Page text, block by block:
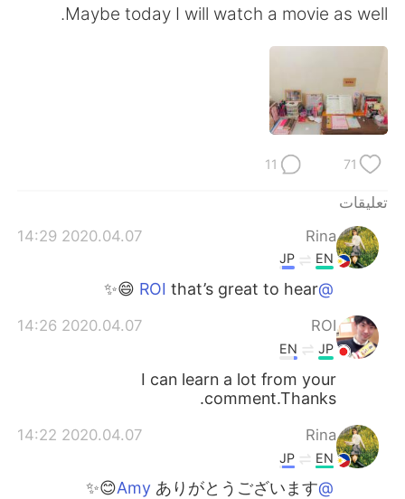
Maybe today I will watch a movie as well.
71
11
تعليقات
Rina
2020.04.07 14:29
EN
JP
@ROI
that’s great to hear 😄✨
ROI
2020.04.07 14:26
JP
EN
I can learn a lot from your
comment.Thanks.
Rina
2020.04.07 14:22
EN
JP
@Amy
ありがとうございます😊✨